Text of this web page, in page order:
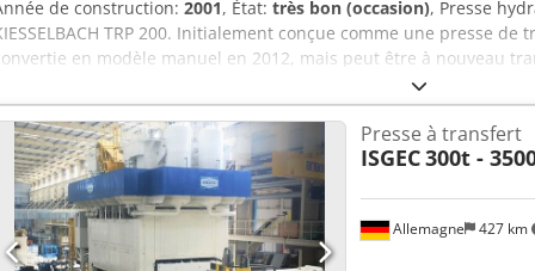
de construction: 2001, État: très bon (occasion), Presse
TRP 200. Initialement conçue comme une presse
en modèle manuel en 2012, mais peut être à nouveau
presse est toujours montée et sous tension, et elle est en très bon
d’huile en litres : 1100 Course en mm : 300 Dimensions de
Encombrement en mm : 1000 Course de l’éjecteur supérieur en
tonnes : 10 Poids total en kg : 12000 Pression de fonctionnement
mm/s : 375 Vitesse de travail en mm/s : 18 - 40 Crjdohtaaqspfx Abnsf
Allemagne 427 km
Presse à transfert
ISGEC300t -